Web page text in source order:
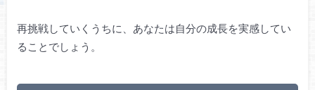
再挑戦していくうちに、あなたは自分の成長を実感してい
ることでしょう。